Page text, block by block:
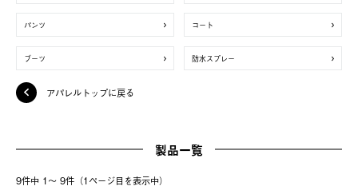
パンツ コート
ブーツ 防水スプレー
アパレルトップに戻る
製品一覧
9件中 1〜 9件（1ページ⽬を表⽰中）